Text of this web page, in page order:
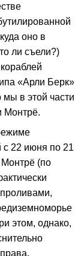
оно в
ли съели?)
«Арли Берк»
в этой части
Монтрё.
с 22 июня по 21
(по
этом, однако,